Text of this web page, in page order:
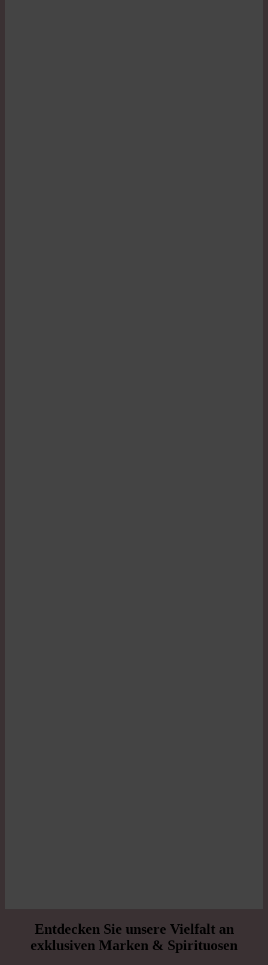
Entdecken Sie unsere Vielfalt an
exklusiven Marken & Spirituosen